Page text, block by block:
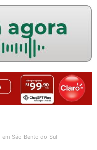
São Bento do Sul